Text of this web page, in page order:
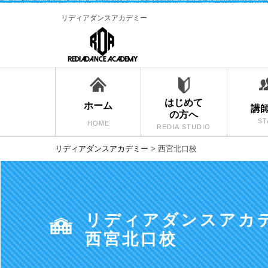
リディアダンスアカデミー
ホーム
HOME
はじめて
の方へ
REDIA STUDIO
講
リディアダンスアカデミー > 西宮北口校
リディアダンスアカ
西宮北口校